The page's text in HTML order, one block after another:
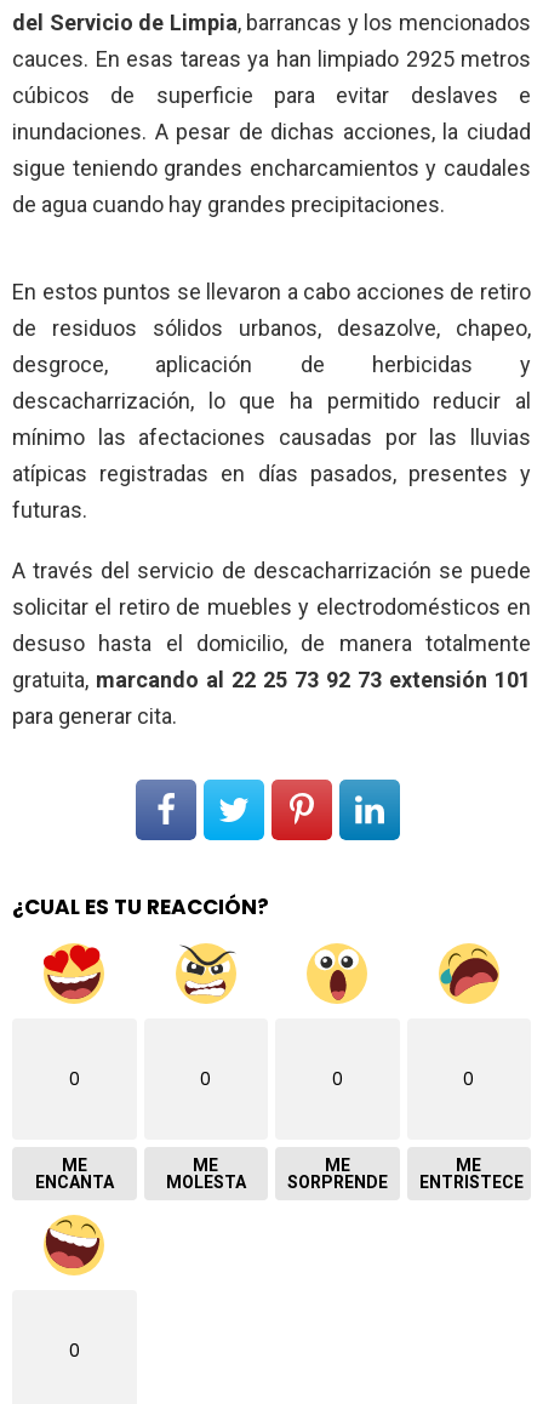
del Servicio de Limpia, barrancas y los mencionados
cauces. En esas tareas ya han limpiado 2925 metros
cúbicos de superficie para evitar deslaves e
inundaciones. A pesar de dichas acciones, la ciudad
sigue teniendo grandes encharcamientos y caudales
de agua cuando hay grandes precipitaciones.
En estos puntos se llevaron a cabo acciones de retiro
de residuos sólidos urbanos, desazolve, chapeo,
desgroce, aplicación de herbicidas y
descacharrización, lo que ha permitido reducir al
mínimo las afectaciones causadas por las lluvias
atípicas registradas en días pasados, presentes y
futuras.
A través del servicio de descacharrización se puede
solicitar el retiro de muebles y electrodomésticos en
desuso hasta el domicilio, de manera totalmente
gratuita, marcando al 22 25 73 92 73 extensión 101
para generar cita.
¿CUAL ES TU REACCIÓN?
0
ME
ENCANTA
0
ME
MOLESTA
0
ME
SORPRENDE
0
ME
ENTRISTECE
0